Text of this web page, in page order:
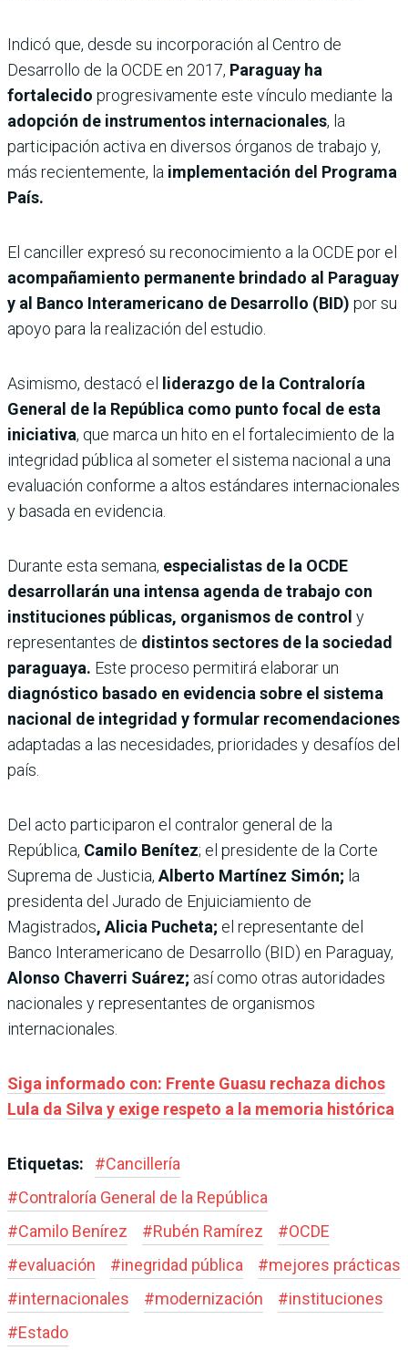
Indicó que, desde su incorporación al Centro de
Desarrollo de la OCDE en 2017, Paraguay ha
fortalecido progresivamente este vínculo mediante la
adopción de instrumentos internacionales, la
participación activa en diversos órganos de trabajo y,
más recientemente, la implementación del Programa
País.
El canciller expresó su reconocimiento a la OCDE por el
acompañamiento permanente brindado al Paraguay
y al Banco Interamericano de Desarrollo (BID) por su
apoyo para la realización del estudio.
Asimismo, destacó el liderazgo de la Contraloría
General de la República como punto focal de esta
iniciativa, que marca un hito en el fortalecimiento de la
integridad pública al someter el sistema nacional a una
evaluación conforme a altos estándares internacionales
y basada en evidencia.
Durante esta semana, especialistas de la OCDE
desarrollarán una intensa agenda de trabajo con
instituciones públicas, organismos de control y
representantes de distintos sectores de la sociedad
paraguaya. Este proceso permitirá elaborar un
diagnóstico basado en evidencia sobre el sistema
nacional de integridad y formular recomendaciones
adaptadas a las necesidades, prioridades y desafíos del
país.
Del acto participaron el contralor general de la
República, Camilo Benítez; el presidente de la Corte
Suprema de Justicia, Alberto Martínez Simón; la
presidenta del Jurado de Enjuiciamiento de
Magistrados, Alicia Pucheta; el representante del
Banco Interamericano de Desarrollo (BID) en Paraguay,
Alonso Chaverri Suárez; así como otras autoridades
nacionales y representantes de organismos
internacionales.
Siga informado con: Frente Guasu rechaza dichos
Lula da Silva y exige respeto a la memoria histórica
Etiquetas: #Cancillería
#Contraloría General de la República
#Camilo Benírez #Rubén Ramírez #OCDE
#evaluación #inegridad pública #mejores prácticas
#internacionales #modernización #instituciones
#Estado